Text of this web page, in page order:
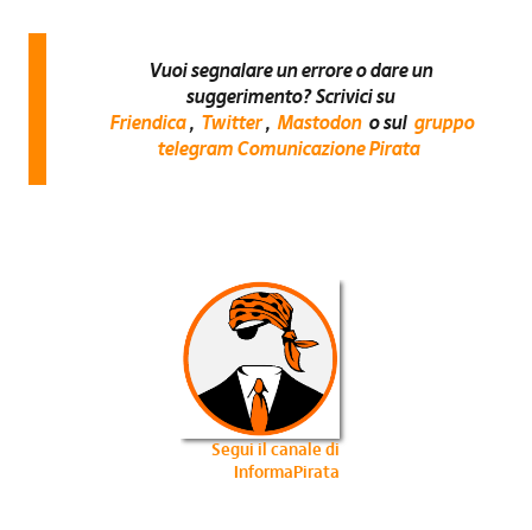
Vuoi segnalare un errore o dare un
suggerimento? Scrivici su
Friendica , Twitter , Mastodon o sul gruppo
telegram Comunicazione Pirata
Segui il canale di
InformaPirata